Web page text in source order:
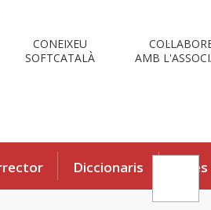
CONEIXEU
SOFTCATALÀ
AMB
Diccionaris Eines